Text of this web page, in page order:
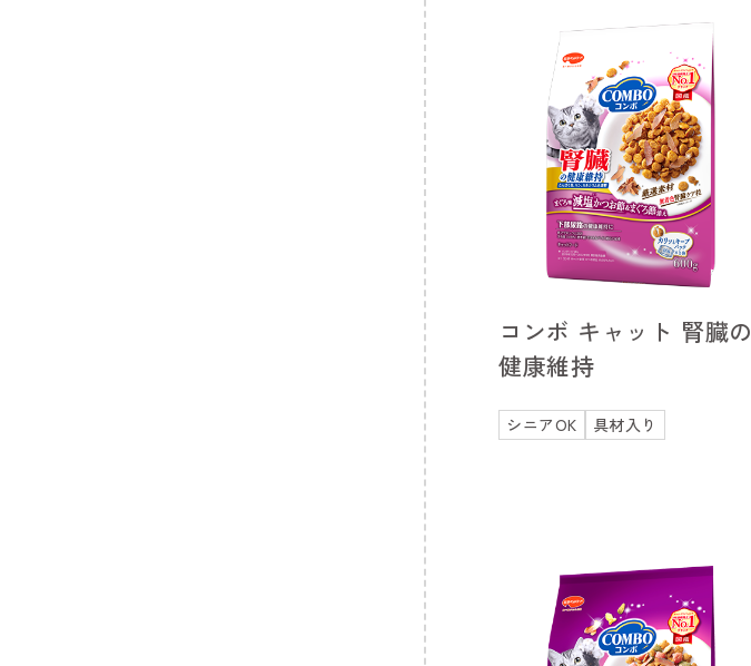
コンボ キャット 腎臓の
健康維持
シニアOK 具材入り